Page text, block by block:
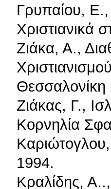
Γρυπαίου, Ε.,
Χριστιανικά
Ζιάκα, Α.,
Θεσσαλονίκη
Ζιάκας, Γ.,
Κορνηλία
1994.
Κραλίδης,